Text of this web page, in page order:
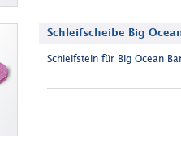
Schleifscheibe Big
Schleifstein für Big Ocean